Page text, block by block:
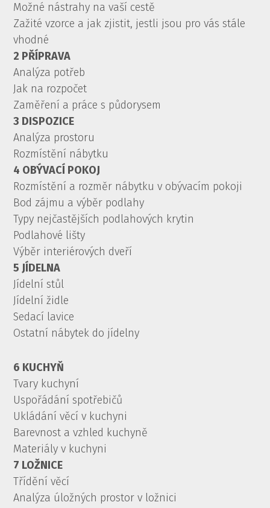
Možné nástrahy na vaší cestě
Zažité vzorce a jak zjistit, jestli jsou pro vás stále
vhodné
2 PŘÍPRAVA
Analýza potřeb
Jak na rozpočet
Zaměření a práce s půdorysem
3 DISPOZICE
Analýza prostoru
Rozmístění nábytku
4 OBÝVACÍ POKOJ
Rozmístění a rozměr nábytku v obývacím pokoji
Bod zájmu a výběr podlahy
Typy nejčastějších podlahových krytin
Podlahové lišty
Výběr interiérových dveří
5 JÍDELNA
Jídelní stůl
Jídelní židle
Sedací lavice
Ostatní nábytek do jídelny
6 KUCHYŇ
Tvary kuchyní
Uspořádání spotřebičů
Ukládání věcí v kuchyni
Barevnost a vzhled kuchyně
Materiály v kuchyni
7 LOŽNICE
Třídění věcí
Analýza úložných prostor v ložnici